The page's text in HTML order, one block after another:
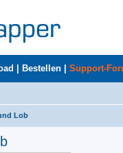
Bestellen Support-
Lob